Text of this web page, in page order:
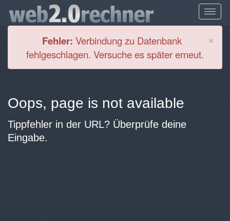
×
Fehler: Verbindung zu Datenbank
fehlgeschlagen. Versuche es später erneut.
Oops, page is not available
Tippfehler in der URL? Überprüfe deine
Eingabe.